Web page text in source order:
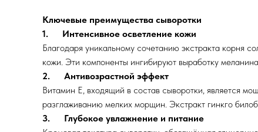
Ключевые преимущества сыворотки
1. Интенсивное осветление кожи
Благодаря уникальному сочетанию экстракта корня
кожи. Эти компоненты ингибируют выработку
2. Антивозрастной эффект
Витамин Е, входящий в состав сыворотки, является
разглаживанию мелких морщин. Экстракт гинкго
3. Глубокое увлажнение и питание